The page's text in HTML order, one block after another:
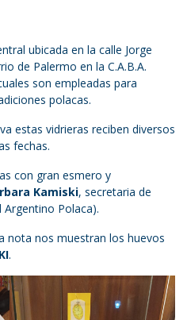
ubicada en la calle Jorge
de Palermo en la C.A.B.A.
son empleadas para
polacas.
estas vidrieras reciben diversos
fechas.
con gran esmero y
Kamiski, secretaria de
Argentino Polaca).
nota nos muestran los huevos
.